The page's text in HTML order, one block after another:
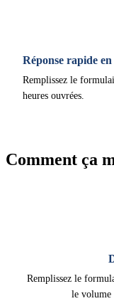
Réponse rapide en
Remplissez le
heures ouvrées.
Comment ça
Remplissez le
le volume